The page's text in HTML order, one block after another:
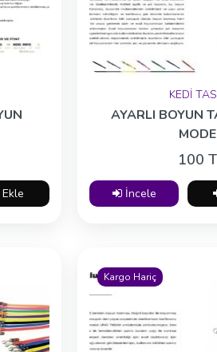
KEDİ
AYARLI BOYUN
100
İncele
Kargo Hariç